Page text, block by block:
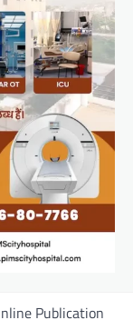
Publication